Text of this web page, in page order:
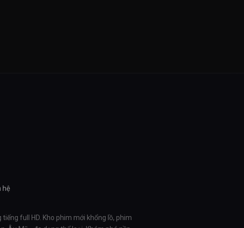
hệ
full HD. Kho phim mới khổng lồ, phim